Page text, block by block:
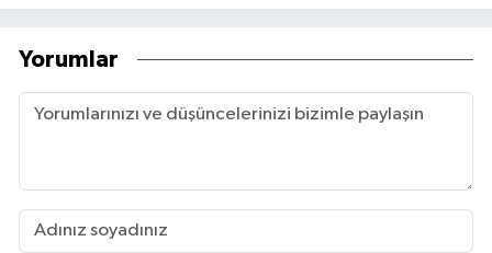
Yorumlar